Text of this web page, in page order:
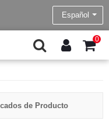
Español
0
de Producto